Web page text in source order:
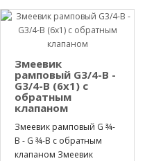
Змеевик
рамповый G3/4-B -
G3/4-B (6х1) с
обратным
клапаном
Змеевик рамповый G ¾-
B - G ¾-B с обратным
клапаном Змеевик